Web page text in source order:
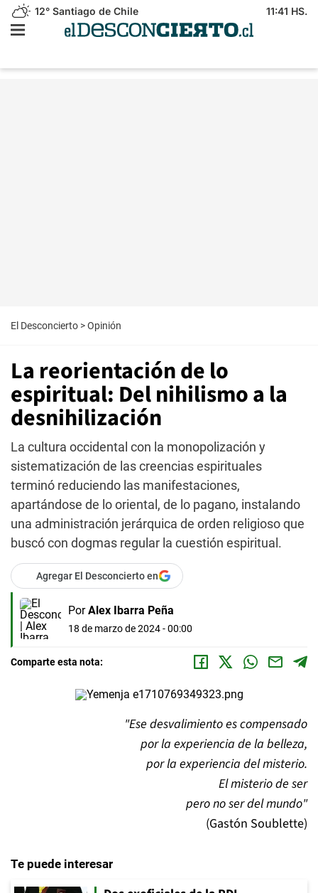
12° Santiago de Chile 11:41 HS.
El Desconcierto >Opinión
La reorientación de lo
espiritual: Del nihilismo a la
desnihilización
La cultura occidental con la monopolización y
sistematización de las creencias espirituales
terminó reduciendo las manifestaciones,
apartándose de lo oriental, de lo pagano, instalando
una administración jerárquica de orden religioso que
buscó con dogmas regular la cuestión espiritual.
Agregar El Desconcierto en
Por Alex Ibarra Peña
18 de marzo de 2024 - 00:00
Comparte esta nota:
"Ese desvalimiento es compensado
por la experiencia de la belleza,
por la experiencia del misterio.
El misterio de ser
pero no ser del mundo"
(Gastón Soublette)
Te puede interesar